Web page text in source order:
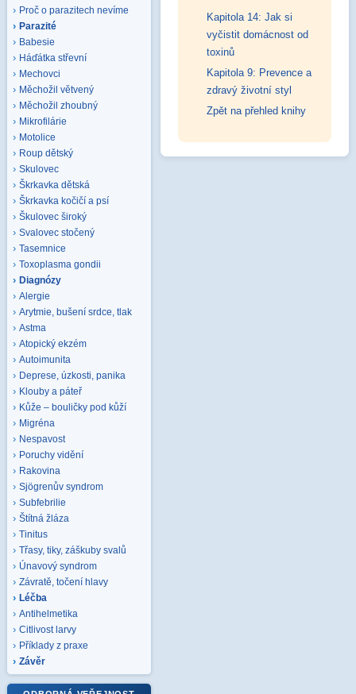
Proč o parazitech nevíme
Parazité
Babesie
Háďátka střevní
Mechovci
Měchožil větvený
Měchožil zhoubný
Mikrofilárie
Motolice
Roup dětský
Skulovec
Škrkavka dětská
Škrkavka kočičí a psí
Škulovec široký
Svalovec stočený
Tasemnice
Toxoplasma gondii
Diagnózy
Alergie
Arytmie, bušení srdce, tlak
Astma
Atopický ekzém
Autoimunita
Deprese, úzkosti, panika
Klouby a páteř
Kůže – bouličky pod kůží
Migréna
Nespavost
Poruchy vidění
Rakovina
Sjögrenův syndrom
Subfebrilie
Štítná žláza
Tinitus
Třasy, tiky, záškuby svalů
Únavový syndrom
Závratě, točení hlavy
Léčba
Antihelmetika
Citlivost larvy
Příklady z praxe
Závěr
Kapitola 14: Jak si
vyčistit domácnost od
toxinů
Kapitola 9: Prevence a
zdravý životní styl
Zpět na přehled knihy